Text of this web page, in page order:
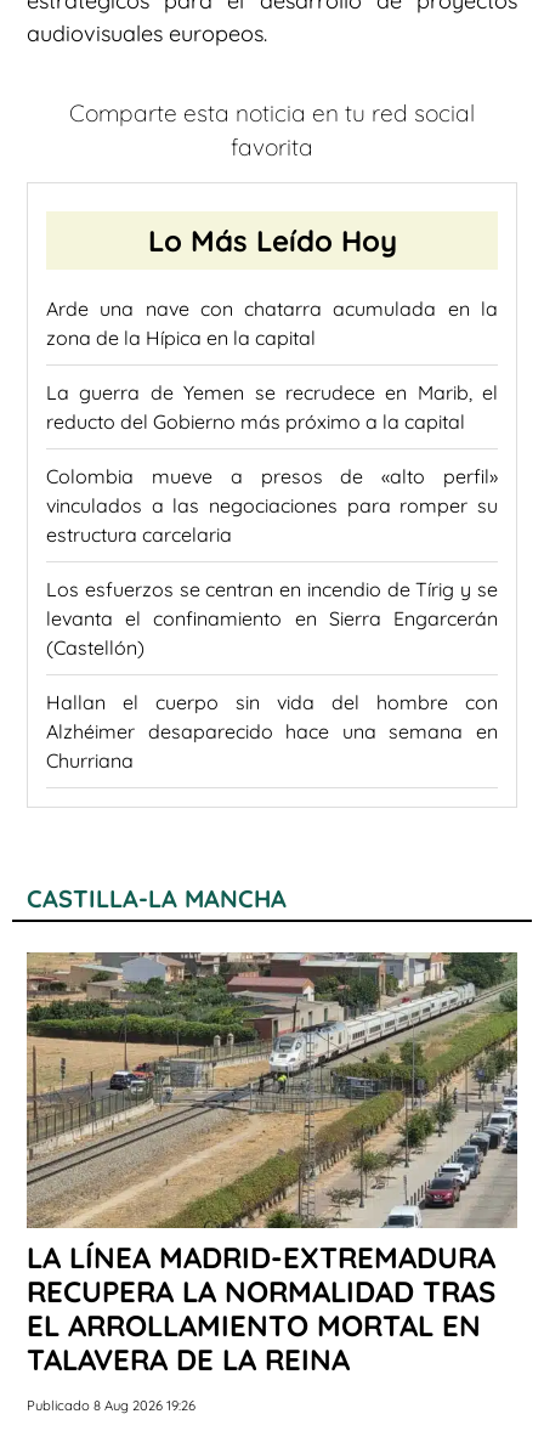
audiovisuales europeos.
Comparte esta noticia en tu red social
favorita
Lo Más Leído Hoy
Arde una nave con chatarra acumulada en la
zona de la Hípica en la capital
La guerra de Yemen se recrudece en Marib, el
reducto del Gobierno más próximo a la capital
Colombia mueve a presos de «alto perfil»
vinculados a las negociaciones para romper su
estructura carcelaria
Los esfuerzos se centran en incendio de Tírig y se
levanta el confinamiento en Sierra Engarcerán
(Castellón)
Hallan el cuerpo sin vida del hombre con
Alzhéimer desaparecido hace una semana en
Churriana
CASTILLA-LA MANCHA
LA LÍNEA MADRID-EXTREMADURA
RECUPERA LA NORMALIDAD TRAS
EL ARROLLAMIENTO MORTAL EN
TALAVERA DE LA REINA
Publicado 8 Aug 2026 19:26